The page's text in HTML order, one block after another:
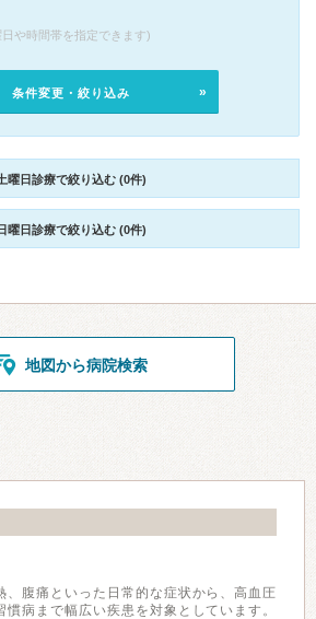
日や時間帯を指定できます)
条件変更・絞り込み
曜日診療で絞り込む (0件)
曜日診療で絞り込む (0件)
地図から病院検索
、腹痛といった日常的な症状から、高血圧
病まで幅広い疾患を対象としています。